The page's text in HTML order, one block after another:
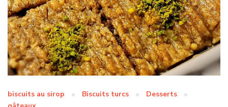
biscuits au sirop Biscuits turcs
Desserts